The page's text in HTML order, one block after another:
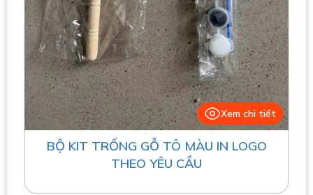
Xem chi tiết
BỘ KIT TRỐNG GỖ TÔ MÀU IN LOGO
THEO YÊU CẦU